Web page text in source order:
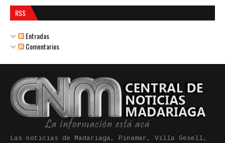
RSS
Entradas
Comentarios
Las noticias de Madariaga, Pinamar, Villa Gesell,